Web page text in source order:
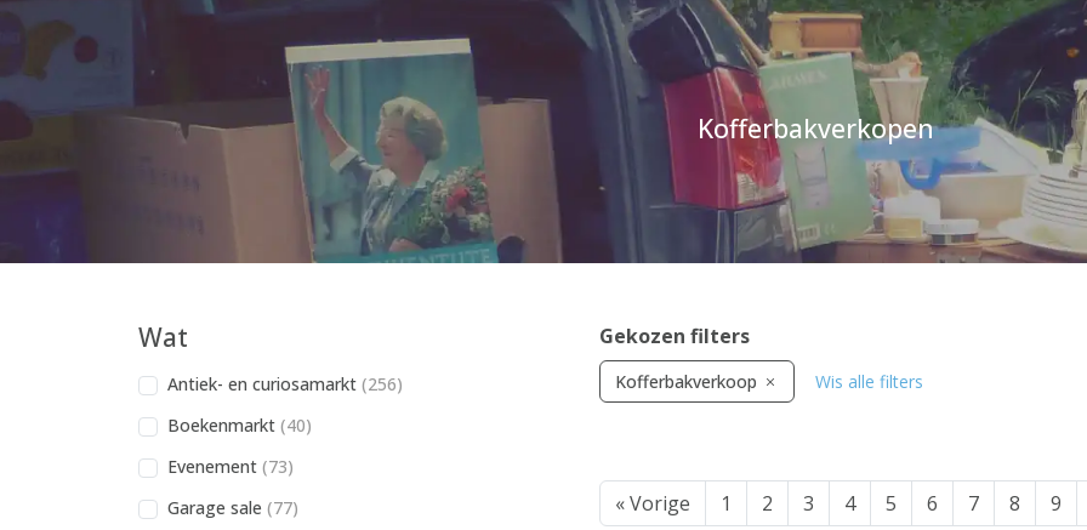
Kofferbakverkopen
Wat
Antiek- en curiosamarkt (256)
Boekenmarkt (40)
Evenement (73)
Garage sale (77)
Gekozen filters
Kofferbakverkoop Wis alle filters
« Vorige 1 2 3 4 5 6 7 8 9